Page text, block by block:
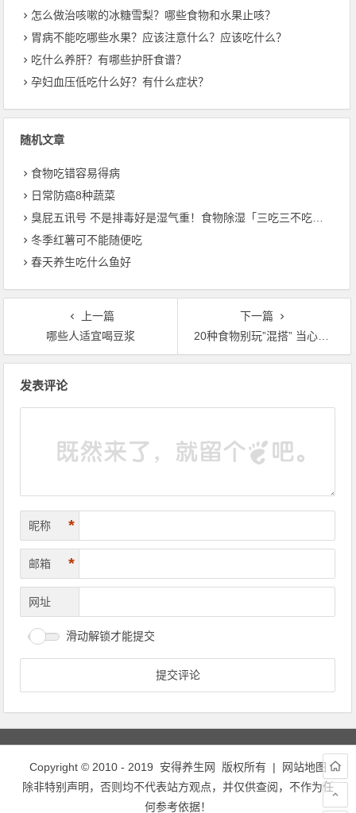
怎么做治咳嗽的冰糖雪梨？哪些食物和水果止咳？
胃病不能吃哪些水果？应该注意什么？应该吃什么？
吃什么养肝？有哪些护肝食谱？
孕妇血压低吃什么好？有什么症状？
随机文章
食物吃错容易得病
日常防癌8种蔬菜
臭屁五讯号 不是排毒好是湿气重！食物除湿「三吃三不吃」必须知道
冬季红薯可不能随便吃
春天养生吃什么鱼好
上一篇
哪些人适宜喝豆浆
下一篇
20种食物别玩”混搭” 当心伤身丧命
发表评论
昵称 *
邮箱 *
网址
滑动解锁才能提交
Copyright © 2010 - 2019 安得养生网 版权所有 |
网站地图
除非特别声明，否则均不代表站方观点，并仅供查阅，不作为任
何参考依据！